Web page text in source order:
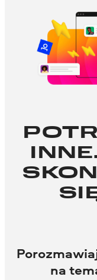
na